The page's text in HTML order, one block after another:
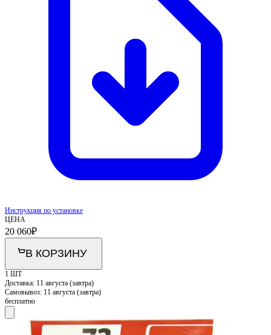
Инструкция по установке
ЦЕНА
20 060₽
В КОРЗИНУ
1 ШТ
Доставка: 11 августа (завтра)
Самовывоз: 11 августа (завтра)
бесплатно